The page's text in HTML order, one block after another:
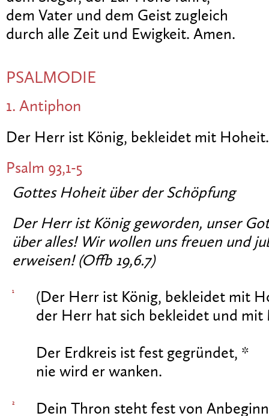
dem Vater und dem Geist zugleich
durch alle Zeit und Ewigkeit. Amen.
PSALMODIE
1. Antiphon
Der Herr ist König, bekleidet mit
Psalm 93,1-5
Gottes Hoheit über der Schöpfung
Der Herr ist König geworden, unser
über alles! Wir wollen uns freuen und
erweisen! (Offb 19,6.7)
1
(Der Herr ist König, bekleidet mit
der Herr hat sich bekleidet und
Der Erdkreis ist fest gegründet, *
nie wird er wanken.
2
Dein Thron steht fest von